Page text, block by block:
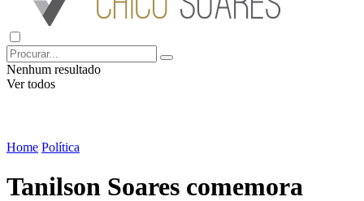
Nenhum resultado
Ver todos
Home Política
Tanilson Soares comemora